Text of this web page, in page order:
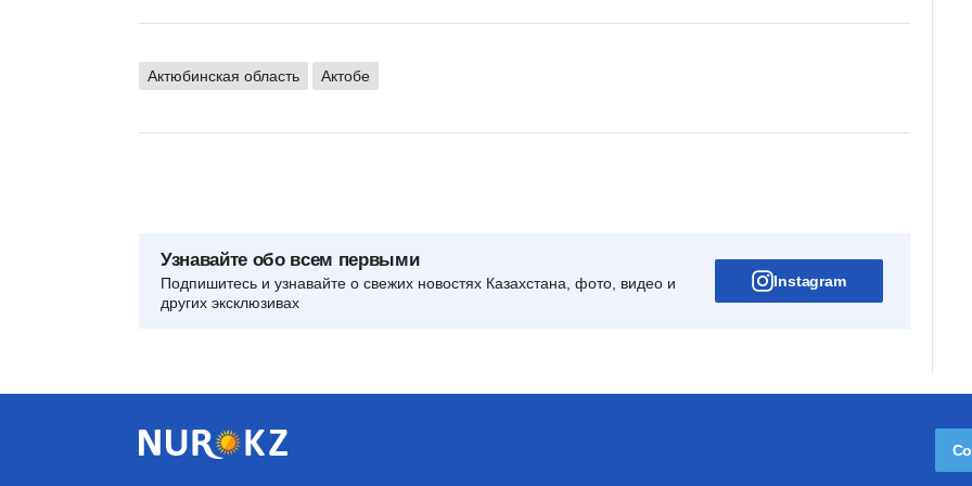
Актюбинская область Актобе
Узнавайте обо всем первыми
Подпишитесь и узнавайте о свежих новостях Казахстана, фото, видео и
других эксклюзивах
Instagram